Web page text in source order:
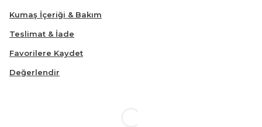
Kumaş İçeriği & Bakım
Teslimat & İade
Favorilere Kaydet
Değerlendir